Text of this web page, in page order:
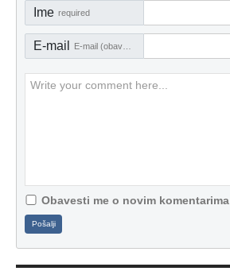
Ime required
E-mail
Obavesti me o novim komentarima
Pošalji